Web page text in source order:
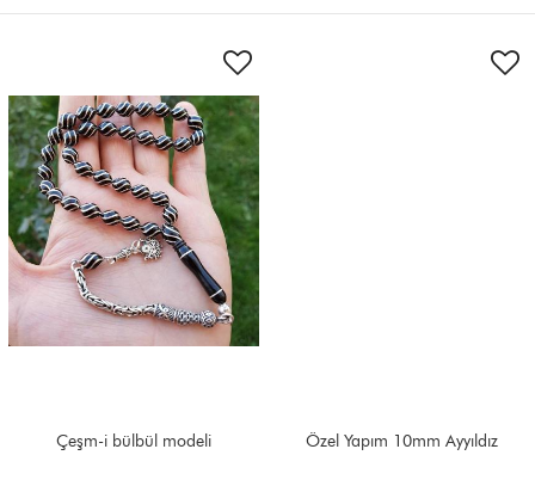
Çeşm-i bülbül modeli Özel Yapım 10mm Ayyıldız